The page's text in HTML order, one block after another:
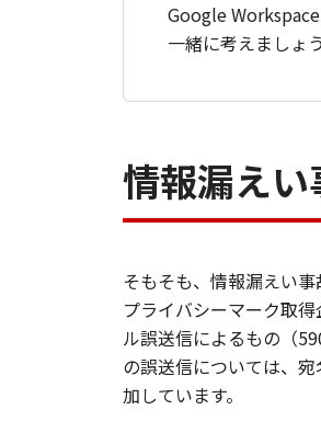
Google
一緒に考えましょう
情報漏え
そもそも、情報漏えい
プライバシーマーク取
ル誤送信によるもの（
の誤送信については、
加しています。